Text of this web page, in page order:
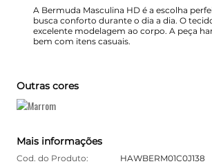
A Bermuda Masculina HD é a escolha
busca conforto durante o dia a dia. O
excelente modelagem ao corpo. A peça
bem com itens casuais.
Outras cores
Mais informações
Cod. do Produto:
HAWBERM01C0J138